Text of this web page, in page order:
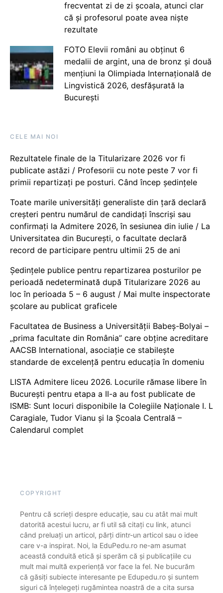
frecventat zi de zi școala, atunci clar
că și profesorul poate avea niște
rezultate
FOTO Elevii români au obținut 6
medalii de argint, una de bronz și două
mențiuni la Olimpiada Internațională de
Lingvistică 2026, desfășurată la
București
CELE MAI NOI
Rezultatele finale de la Titularizare 2026 vor fi
publicate astăzi / Profesorii cu note peste 7 vor fi
primii repartizați pe posturi. Când încep ședințele
Toate marile universități generaliste din țară declară
creșteri pentru numărul de candidați înscriși sau
confirmați la Admitere 2026, în sesiunea din iulie / La
Universitatea din București, o facultate declară
record de participare pentru ultimii 25 de ani
Ședințele publice pentru repartizarea posturilor pe
perioadă nedeterminată după Titularizare 2026 au
loc în perioada 5 – 6 august / Mai multe inspectorate
școlare au publicat graficele
Facultatea de Business a Universității Babeș-Bolyai –
„prima facultate din România” care obține acreditare
AACSB International, asociație ce stabilește
standarde de excelență pentru educația în domeniu
LISTA Admitere liceu 2026. Locurile rămase libere în
București pentru etapa a II-a au fost publicate de
ISMB: Sunt locuri disponibile la Colegiile Naționale I. L
Caragiale, Tudor Vianu și la Școala Centrală –
Calendarul complet
COPYRIGHT
Pentru că scrieți despre educație, sau cu atât mai mult
datorită acestui lucru, ar fi util să citați cu link, atunci
când preluați un articol, părți dintr-un articol sau o idee
care v-a inspirat. Noi, la EduPedu.ro ne-am asumat
această conduită etică și sperăm că și publicațiile cu
mult mai multă experiență vor face la fel. Ne bucurăm
că găsiți subiecte interesante pe Edupedu.ro și suntem
siguri că înțelegeți rugămintea noastră de a cita sursa